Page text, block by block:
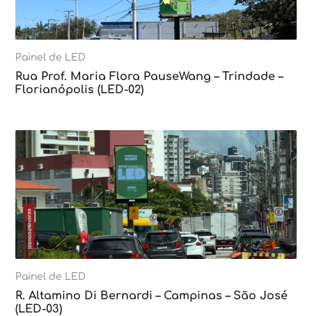
Painel de LED
Rua Prof. Maria Flora PauseWang – Trindade –
Florianópolis (LED-02)
Painel de LED
R. Altamino Di Bernardi – Campinas – São José
(LED-03)